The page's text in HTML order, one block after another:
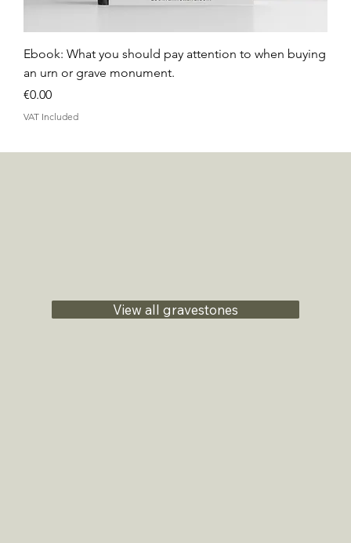
Ebook: What you should pay attention to when buying
an urn or grave monument.
Price
€0.00
VAT Included
View all gravestones